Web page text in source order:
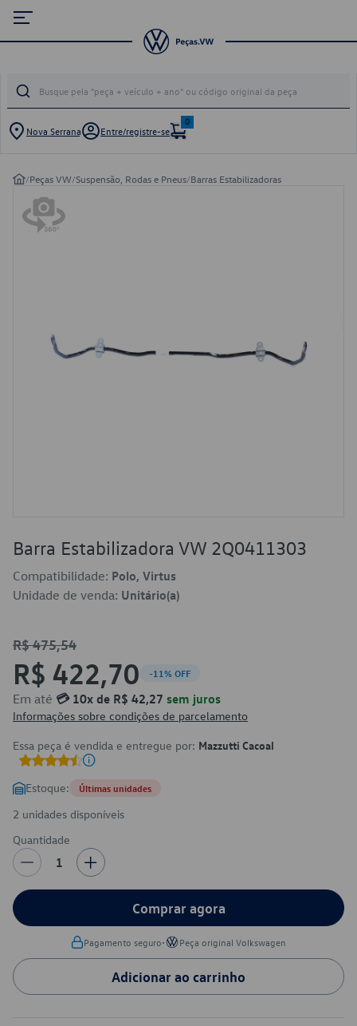
Nova Serrana Entre/registre-se
0
/Peças VW/Suspensão, Rodas e Pneus/Barras Estabilizadoras
Barra Estabilizadora VW 2Q0411303
Compatibilidade: Polo, Virtus
Unidade de venda: Unitário(a)
R$ 475,54
R$ 422,70 -11% OFF
Em até 💳 10x de R$ 42,27 sem juros
Informações sobre condições de parcelamento
Essa peça é vendida e entregue por: Mazzutti Cacoal
Estoque: Últimas unidades
2 unidades disponíveis
Quantidade
1
Comprar agora
Pagamento seguro• Peça original Volkswagen
Adicionar ao carrinho